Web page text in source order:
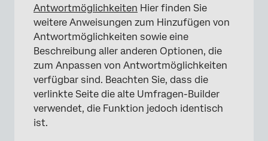
×
Antwortmöglichkeiten Hier finden Sie
weitere Anweisungen zum Hinzufügen von
Antwortmöglichkeiten sowie eine
Beschreibung aller anderen Optionen, die
zum Anpassen von Antwortmöglichkeiten
verfügbar sind. Beachten Sie, dass die
verlinkte Seite die alte Umfragen-Builder
verwendet, die Funktion jedoch identisch
ist.